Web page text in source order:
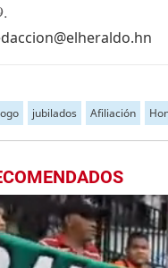
jubilados Afiliación